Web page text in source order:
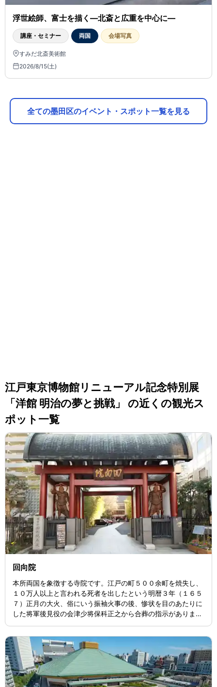
浮世絵師、富士を描く―北斎と広重を中心に―
講座・セミナー 両国 会場写真
すみだ北斎美術館
2026/8/15(土)
全ての墨田区のイベント・スポット一覧を見る
江戸東京博物館リニューアル記念特別展
「洋館 明治の夢と挑戦」 の近くの観光ス
ポット一覧
回向院
本所両国を象徴する寺院です。江戸の町５００余町を焼失し、
１０万人以上と言われる死者を出したという明暦３年（１６５
７）正月の大火、俗にいう振袖火事の後、惨状を目のあたりに
した将軍後見役の会津少将保科正之から合葬の指示がありまし
の諸総山無縁寺回向院の始まりです。 回向院はその後、江戸市
中すべての無縁仏を埋葬するようになりました。回向院を参る
人々で両国橋周辺は賑わうようになり様々な店舗・演芸等が集
まる場所となりました。